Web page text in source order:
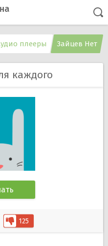
на
плееры Зайцев Нет
каждого
125